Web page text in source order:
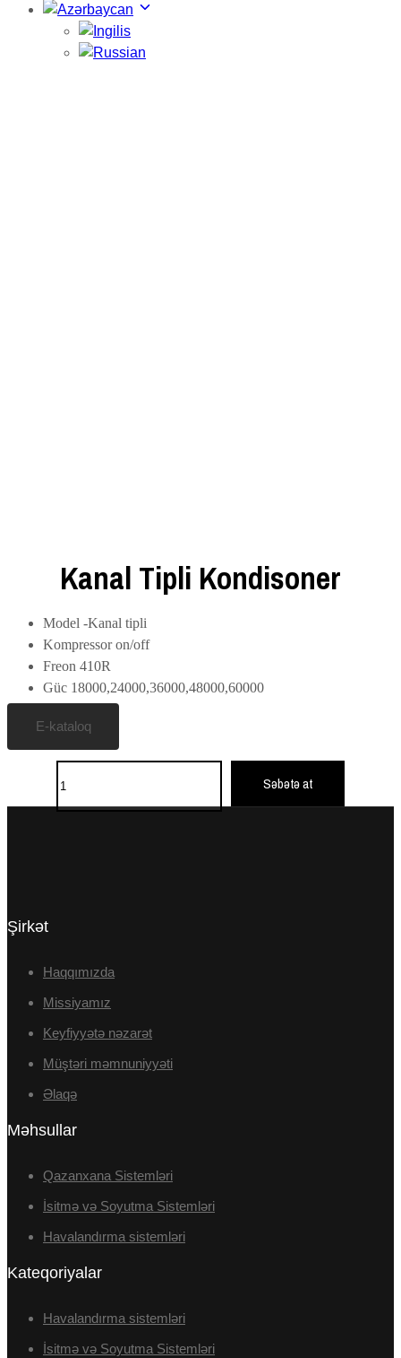
Kanal Tipli Kondisoner
Model -Kanal tipli
Kompressor on/off
Freon 410R
Güc 18000,24000,36000,48000,60000
E-kataloq
Səbətə at
Şirkət
Haqqımızda
Missiyamız
Keyfiyyətə nəzarət
Müştəri məmnuniyyəti
Əlaqə
Məhsullar
Qazanxana Sistemləri
İsitmə və Soyutma Sistemləri
Havalandırma sistemləri
Kateqoriyalar
Havalandırma sistemləri
İsitmə və Soyutma Sistemləri